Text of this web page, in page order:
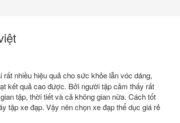
rất nhiều hiệu quả cho sức khỏe lẫn vóc dáng,
kết quả cao được. Bởi người tập cảm thấy rất
tập, thời tiết và cả không gian nữa. Cách tốt
tập xe đạp. Vậy nên chọn xe đạp thể dục giá rẻ